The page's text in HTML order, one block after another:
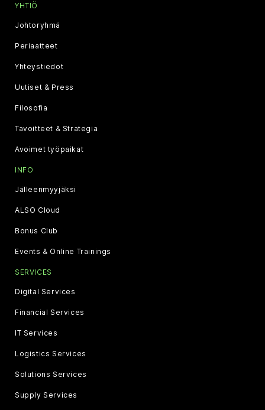
YHTIÖ
Johtoryhmä
Periaatteet
Yhteystiedot
Uutiset & Press
Filosofia
Tavoitteet & Strategia
Avoimet työpaikat
INFO
Jälleenmyyjäksi
ALSO Cloud
Bonus Club
Events & Online Trainings
SERVICES
Digital Services
Financial Services
IT Services
Logistics Services
Solutions Services
Supply Services